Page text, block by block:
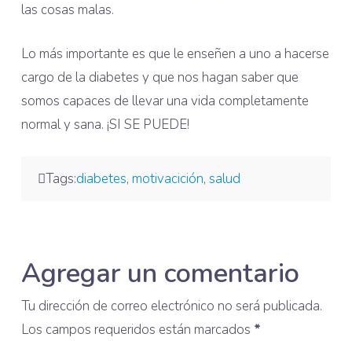
las cosas malas.
Lo más importante es que le enseñen a uno a hacerse
cargo de la diabetes y que nos hagan saber que
somos capaces de llevar una vida completamente
normal y sana. ¡SI SE PUEDE!
Tags:diabetes,motivacición,salud
Agregar un comentario
Tu dirección de correo electrónico no será publicada.
Los campos requeridos están marcados *